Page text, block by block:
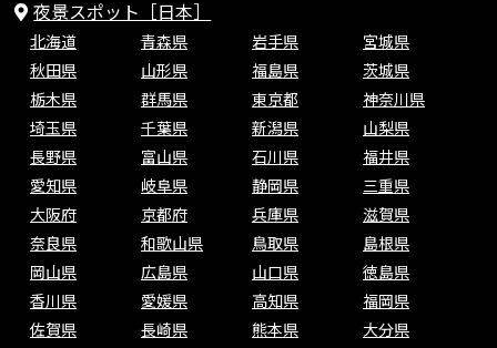
夜景スポット［日本］
北海道 青森県 岩手県
宮城県
秋田県
山形県 福島県
茨城県
栃木県
群馬県 東京都
神奈川県
埼玉県
千葉県 新潟県
山梨県
長野県
富山県 石川県
福井県
愛知県
岐阜県 静岡県
三重県
大阪府
京都府 兵庫県
滋賀県
奈良県
和歌山県 鳥取県
島根県
岡山県
広島県 山口県
徳島県
香川県
愛媛県 高知県
福岡県
佐賀県
長崎県 熊本県
大分県